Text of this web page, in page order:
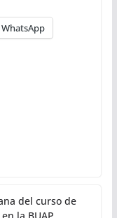
WhatsApp
del curso de